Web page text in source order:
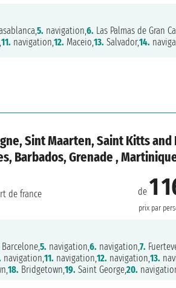
5. navigation,6. Las Palmas de Gran
11. navigation,12. Maceio,13. Salvador,14.
Sint Maarten, Saint Kitts and
Barbados, Grenade ,
de 1
prix par
de france
Barcelone,5. navigation,6. navigation,7.
navigation,11. navigation,12. navigation,13.
18. Bridgetown,19. Saint George,20.